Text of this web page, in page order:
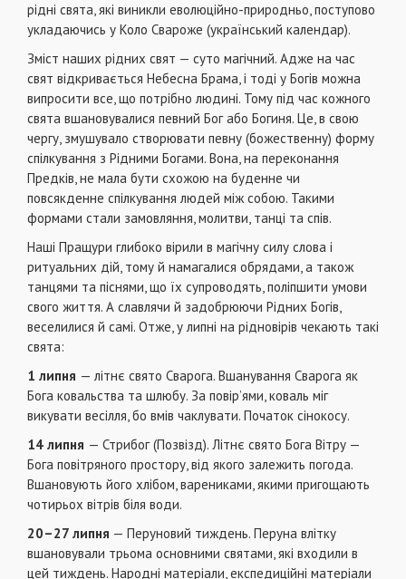
рідні свята, які виникли еволюційно-природньо, поступово
укладаючись у Коло Свароже (український календар).
Зміст наших рідних свят — суто магічний. Адже на час
свят відкривається Небесна Брама, і тоді у Богів можна
випросити все, що потрібно людині. Тому під час кожного
свята вшановувалися певний Бог або Богиня. Це, в свою
чергу, змушувало створювати певну (божественну) форму
спілкування з Рідними Богами. Вона, на переконання
Предків, не мала бути схожою на буденне чи
повсякденне спілкування людей між собою. Такими
формами стали замовляння, молитви, танці та спів.
Наші Пращури глибоко вірили в магічну силу слова і
ритуальних дій, тому й намагалися обрядами, а також
танцями та піснями, що їх супроводять, поліпшити умови
свого життя. А славлячи й задобрюючи Рідних Богів,
веселилися й самі. Отже, у липні на рідновірів чекають такі
свята:
1 липня — літнє свято Сварога. Вшанування Сварога як
Бога ковальства та шлюбу. За повір’ями, коваль міг
викувати веciлля, бо вмів чаклувати. Початок сінокосу.
14 липня — Стрибог (Позвізд). Літнє свято Бога Вітру —
Бога повітряного простору, від якого залежить погода.
Вшановують його хлібом, варениками, якими пригощають
чотирьох вітрів біля води.
20–27 липня — Перуновий тиждень. Перуна влітку
вшановували трьома основними святами, якi входили в
цей тиждень. Народні матеріали, експедиційні матеріали